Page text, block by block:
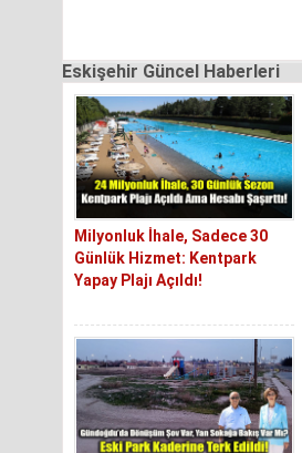
Eskişehir Güncel Haberleri
Milyonluk İhale, Sadece 30
Günlük Hizmet: Kentpark
Yapay Plajı Açıldı!